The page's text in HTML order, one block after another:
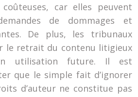
car elles peuvent
de dommages et
De plus, les tribunaux
le retrait du contenu litigieux
utilisation future. Il est
que le simple fait d’ignorer
d’auteur ne constitue pas